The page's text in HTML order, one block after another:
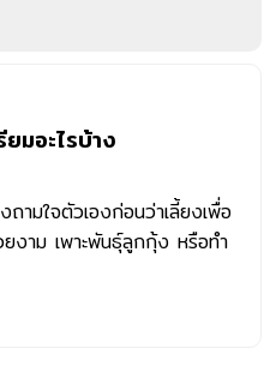
มอะไรบ้าง
ามใจตัวเองก่อนว่าเลี้ยงเพื่อ
งาม เพาะพันธุ์ลูกกุ้ง หรือทำ